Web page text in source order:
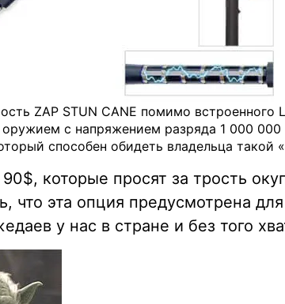
ZAP STUN CANE помимо встроенного
с напряжением разряда 1 000 000
способен обидеть владельца такой
которые просят за трость
что эта опция предусмотрена
у нас в стране и без того